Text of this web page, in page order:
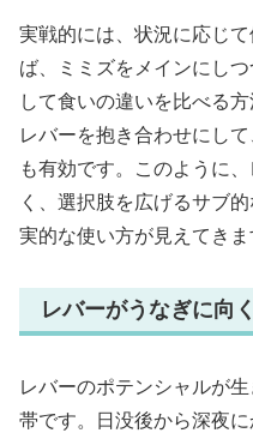
実戦的には、状況に応じ
ば、ミミズをメインにし
して食いの違いを比べる
レバーを抱き合わせにし
も有効です。このように
く、選択肢を広げるサブ
実的な使い方が見えてきま
レバーがうなぎに向
レバーのポテンシャルが
帯です。日没後から深夜